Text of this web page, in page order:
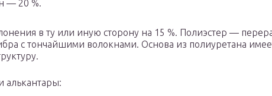
— 20 %.
в ту или иную сторону на 15 %. Полиэстер —
с тончайшими волокнами. Основа из полиуретана
алькантары: